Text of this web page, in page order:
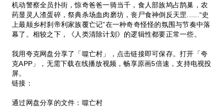
机动警察全员扑街，惊奇爸爸一骑当千，食人部族鸠占鹊巢，农
药显灵人渣蛋碎，祭典杀场血肉磨坊，丧尸食神倒反天罡......“史
上最颠乡村刹帝利家族覆亡记”在一种奇奇怪怪的氛围与节奏中落
幕了。相较之下，《人类清除计划》的逻辑性都要正常一些。
我用夸克网盘分享了「噬亡村」，点击链接即可保存。打开「夸
克APP」，无需下载在线播放视频，畅享原画5倍速，支持电视投
屏。
链接：
通过网盘分享的文件：噬亡村